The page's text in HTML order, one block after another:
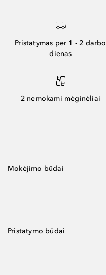
Pristatymas per 1 - 2 darbo
dienas
2 nemokami mėginėliai
Mokėjimo būdai
Pristatymo būdai